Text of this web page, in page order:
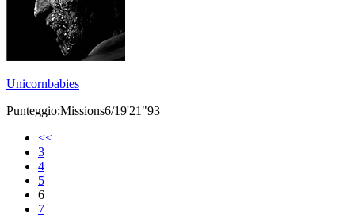
Unicornbabies
Punteggio:Missions6/19'21"93
<<
3
4
5
6
7